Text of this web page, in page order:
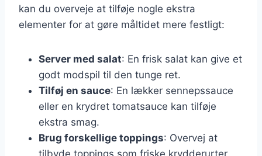
kan du overveje at tilføje nogle ekstra
elementer for at gøre måltidet mere festligt:
Server med salat: En frisk salat kan give et
godt modspil til den tunge ret.
Tilføj en sauce: En lækker sennepssauce
eller en krydret tomatsauce kan tilføje
ekstra smag.
Brug forskellige toppings: Overvej at
tilbyde toppings som friske krydderurter,